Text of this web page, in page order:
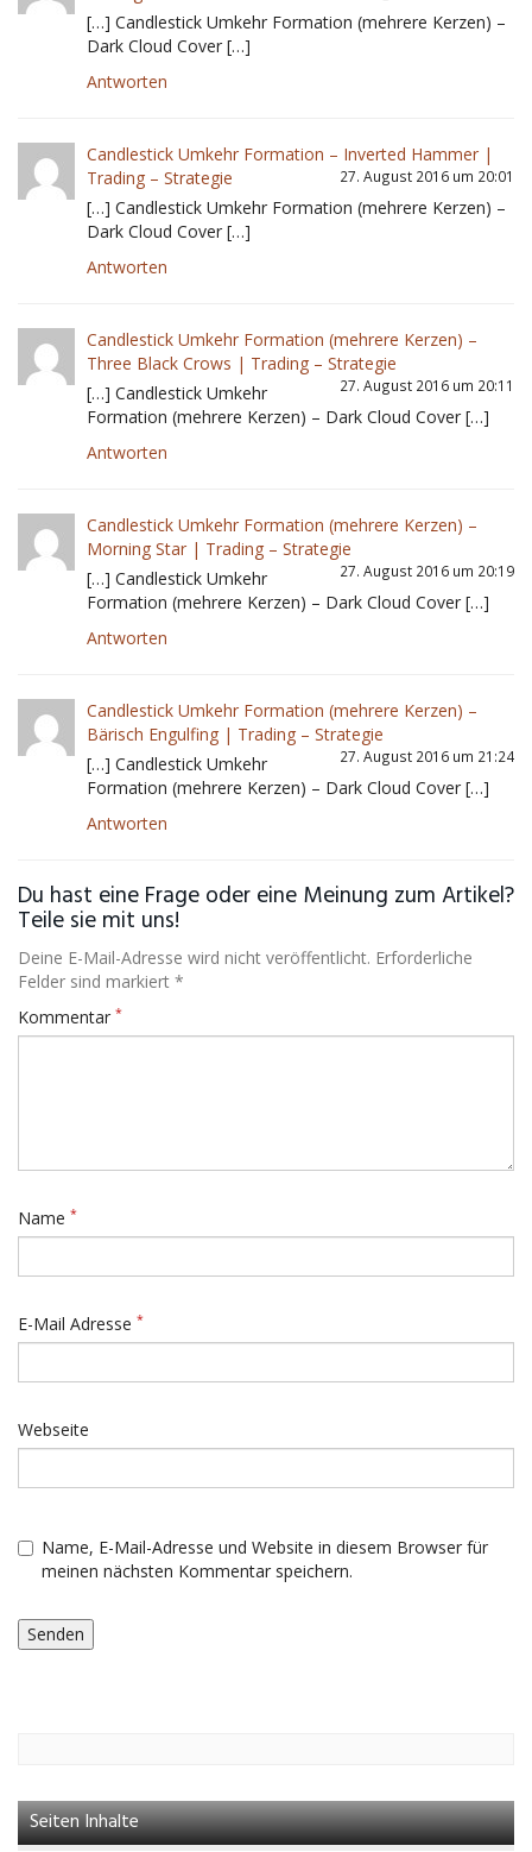
[…] Candlestick Umkehr Formation (mehrere Kerzen) –
Dark Cloud Cover […]
Antworten
Candlestick Umkehr Formation – Inverted Hammer |
Trading – Strategie
27. August 2016 um 20:01
[…] Candlestick Umkehr Formation (mehrere Kerzen) –
Dark Cloud Cover […]
Antworten
Candlestick Umkehr Formation (mehrere Kerzen) –
Three Black Crows | Trading – Strategie
27. August 2016 um 20:11
[…] Candlestick Umkehr
Formation (mehrere Kerzen) – Dark Cloud Cover […]
Antworten
Candlestick Umkehr Formation (mehrere Kerzen) –
Morning Star | Trading – Strategie
27. August 2016 um 20:19
[…] Candlestick Umkehr
Formation (mehrere Kerzen) – Dark Cloud Cover […]
Antworten
Candlestick Umkehr Formation (mehrere Kerzen) –
Bärisch Engulfing | Trading – Strategie
27. August 2016 um 21:24
[…] Candlestick Umkehr
Formation (mehrere Kerzen) – Dark Cloud Cover […]
Antworten
Du hast eine Frage oder eine Meinung zum Artikel?
Teile sie mit uns!
Deine E-Mail-Adresse wird nicht veröffentlicht. Erforderliche
Felder sind markiert *
Kommentar *
Name *
E-Mail Adresse *
Webseite
Name, E-Mail-Adresse und Website in diesem Browser für
meinen nächsten Kommentar speichern.
Seiten Inhalte